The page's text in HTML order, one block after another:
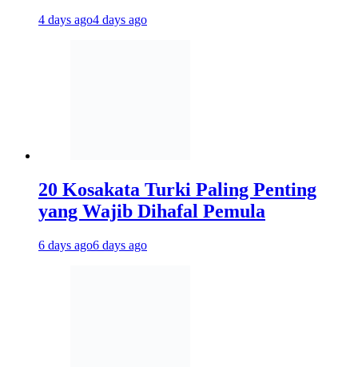
4 days ago4 days ago
20 Kosakata Turki Paling Penting
yang Wajib Dihafal Pemula
6 days ago6 days ago